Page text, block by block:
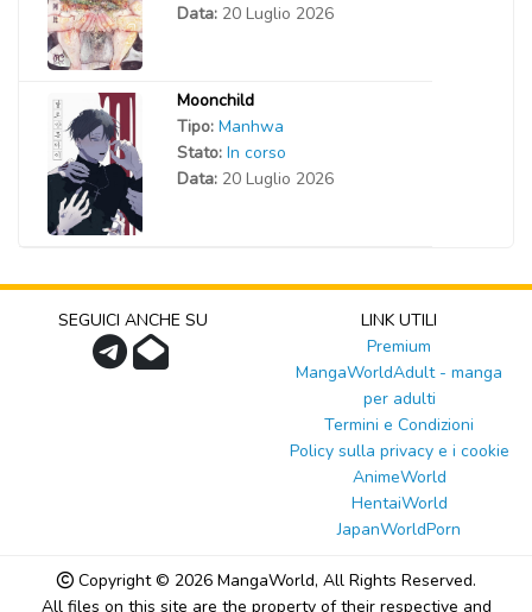
Data: 20 Luglio 2026
Moonchild
Tipo: Manhwa
Stato: In corso
Data: 20 Luglio 2026
SEGUICI ANCHE SU
LINK UTILI
Premium
MangaWorldAdult - manga
per adulti
Termini e Condizioni
Policy sulla privacy e i cookie
AnimeWorld
HentaiWorld
JapanWorldPorn
Copyright © 2026 MangaWorld, All Rights Reserved.
All files on this site are the property of their respective and